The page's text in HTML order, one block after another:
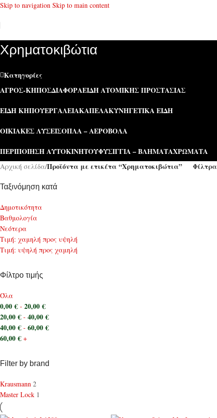
Skip to navigation Skip to main content
Χρηματοκιβώτια
Κατηγορίες
ΑΓΡΌΣ-ΚΉΠΟΣΔΙΆΦΟΡΑΕΊΔΗ ΑΤΟΜΙΚΉΣ ΠΡΟΣΤΑΣΊΑΣ
ΕΊΔΗ ΚΉΠΟΥΕΡΓΑΛΕΊΑΚΑΠΕΛΑΚΥΝΗΓΕΤΙΚΆ ΕΊΔΗ
ΟΙΚΙΑΚΈΣ ΛΎΣΕΙΣΌΠΛΑ – ΑΕΡΟΒΌΛΑ
ΠΕΡΙΠΟΊΗΣΗ ΑΥΤΟΚΙΝΉΤΟΥΦΥΣΊΓΓΙΑ – ΒΛΉΜΑΤΑΧΡΏΜΑΤΑ
Αρχική σελίδα/Προϊόντα με ετικέτα “Χρηματοκιβώτια” Φίλτρα
Ταξινόμηση κατά
Δημοτικότητα
Bαθμολογία
Νεότερα
Τιμή: χαμηλή προς υψηλή
Τιμή: υψηλή προς χαμηλή
Φίλτρο τιμής
Όλα
0,00€ - 20,00€
20,00€ - 40,00€
40,00€ - 60,00€
60,00€ +
Filter by brand
Krausmann 2
Master Lock 1